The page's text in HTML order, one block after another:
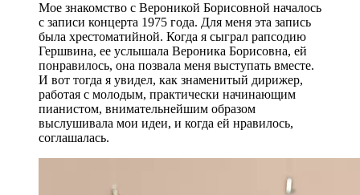
Мое знакомство с Вероникой Борисовной началось
с записи концерта 1975 года. Для меня эта запись
была хрестоматийной. Когда я сыграл рапсодию
Гершвина, ее услышала Вероника Борисовна, ей
понравилось, она позвала меня выступать вместе.
И вот тогда я увидел, как знаменитый дирижер,
работая с молодым, практически начинающим
пианистом, внимательнейшим образом
выслушивала мои идеи, и когда ей нравилось,
соглашалась.